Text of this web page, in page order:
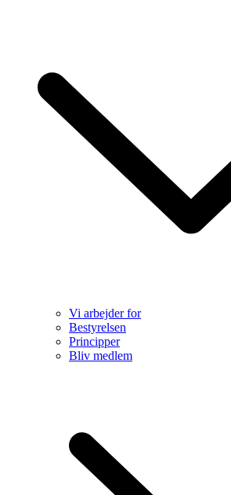
Vi arbejder for
Bestyrelsen
Principper
Bliv medlem